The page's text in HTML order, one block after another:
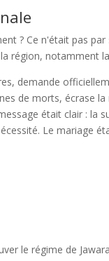
? Ce n'était pas
région, notamment
demande
de morts, écrase
était clair : la
Le mariage
le régime de